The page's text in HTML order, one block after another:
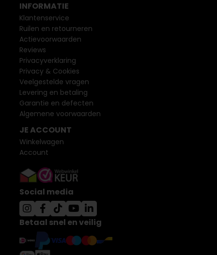
INFORMATIE
Klantenservice
Ruilen en retourneren
Actievoorwaarden
Reviews
Privacyverklaring
Privacy & Cookies
Veelgestelde vragen
Levering en betaling
Garantie en defecten
Algemene voorwaarden
JE ACCOUNT
Winkelwagen
Account
Social media
Betaal snel en veilig